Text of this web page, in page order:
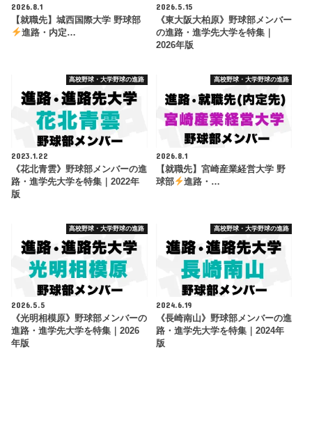
2026.8.1
【就職先】城西国際大学 野球部
進路・内定…
2026.5.15
《東大阪大柏原》野球部メンバー
の進路・進学先大学を特集｜
2026年版
高校野球・大学野球の進路
2023.1.22
《花北青雲》野球部メンバーの進
路・進学先大学を特集｜2022年
版
高校野球・大学野球の進路
2026.8.1
【就職先】宮崎産業経営大学 野
球部
進路・…
高校野球・大学野球の進路
2026.5.5
《光明相模原》野球部メンバーの
進路・進学先大学を特集｜2026
年版
高校野球・大学野球の進路
2024.6.19
《長崎南山》野球部メンバーの進
路・進学先大学を特集｜2024年
版